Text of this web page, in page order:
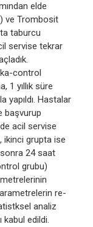
elde
ve Trombosit
taburcu
servise tekrar
control
1 yıllık süre
yapıldı. Hastalar
başvurup
acil servise
ikinci grupta ise
24 saat
grubu)
re-
analiz
kabul edildi.